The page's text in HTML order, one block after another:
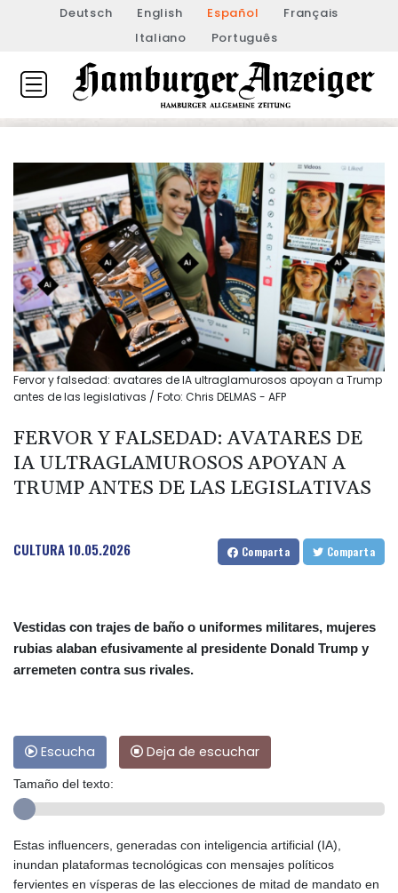
Deutsch English Español
Français
Italiano
Português
Fervor y falsedad: avatares de IA ultraglamurosos apoyan a Trump
antes de las legislativas / Foto: Chris DELMAS - AFP
FERVOR Y FALSEDAD: AVATARES DE
IA ULTRAGLAMUROSOS APOYAN A
TRUMP ANTES DE LAS LEGISLATIVAS
CULTURA10.05.2026 Comparta Comparta
Vestidas con trajes de baño o uniformes militares, mujeres
rubias alaban efusivamente al presidente Donald Trump y
arremeten contra sus rivales.
Escucha Deja de escuchar
Tamaño del texto:
Estas influencers, generadas con inteligencia artificial (IA),
inundan plataformas tecnológicas con mensajes políticos
fervientes en vísperas de las elecciones de mitad de mandato en